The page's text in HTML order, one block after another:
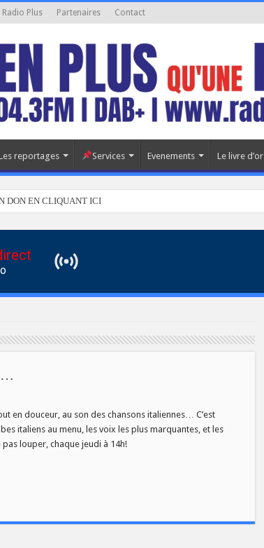
Plus Partenaires Contact
reportages Services Evenements Le livre d’or
DON EN CLIQUANT ICI
en douceur, au son des chansons italiennes… C’est
italiens au menu, les voix les plus marquantes, et les
louper, chaque jeudi à 14h!